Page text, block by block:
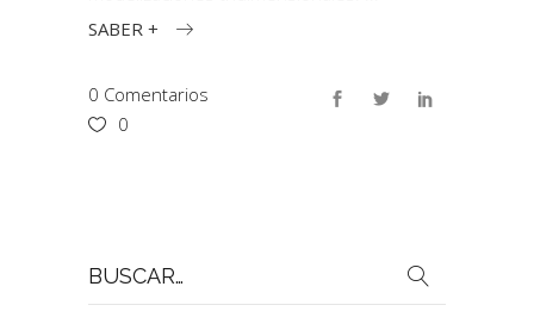
SABER +
0 Comentarios
0
por: